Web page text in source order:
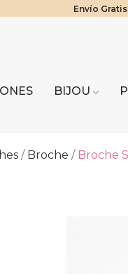
Envío
BIJOU
Broche Broche